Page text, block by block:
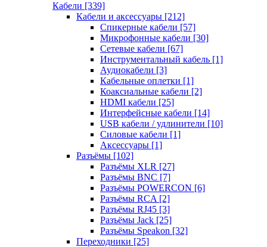
Кабели [339]
Кабели и аксессуары [212]
Спикерные кабели [57]
Микрофонные кабели [30]
Сетевые кабели [67]
Инструментальный кабель [1]
Аудиокабели [3]
Кабельные оплетки [1]
Коаксиальные кабели [2]
HDMI кабели [25]
Интерфейсные кабели [14]
USB кабели / удлинители [10]
Силовые кабели [1]
Аксессуары [1]
Разъёмы [102]
Разъёмы XLR [27]
Разъёмы BNC [7]
Разъёмы POWERCON [6]
Разъёмы RCA [2]
Разъёмы RJ45 [3]
Разъёмы Jack [25]
Разъёмы Speakon [32]
Переходники [25]